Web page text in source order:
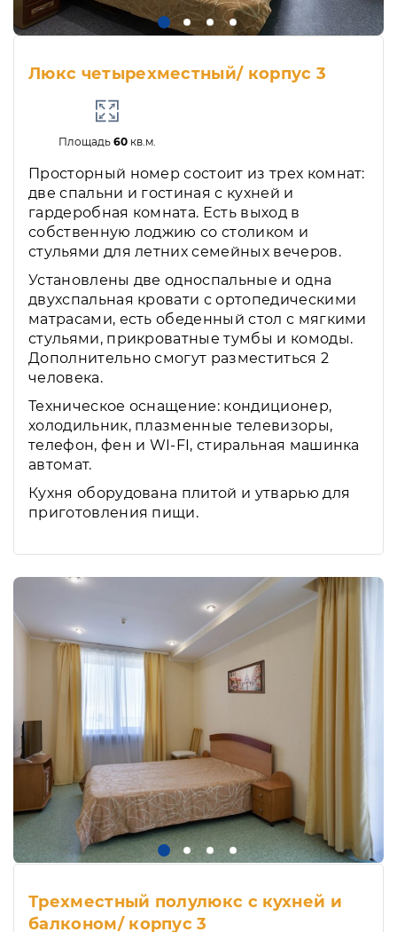
Люкс четырехместный/ корпус 3
Площадь 60кв.м.
Просторный номер состоит из трех комнат:
две спальни и гостиная с кухней и
гардеробная комната. Есть выход в
собственную лоджию со столиком и
стульями для летних семейных вечеров.
Установлены две односпальные и одна
двухспальная кровати с ортопедическими
матрасами, есть обеденный стол с мягкими
стульями, прикроватные тумбы и комоды.
Дополнительно смогут разместиться 2
человека.
Техническое оснащение: кондиционер,
холодильник, плазменные телевизоры,
телефон, фен и WI-FI, стиральная машинка
автомат.
Кухня оборудована плитой и утварью для
приготовления пищи.
Трехместный полулюкс с кухней и
балконом/ корпус 3